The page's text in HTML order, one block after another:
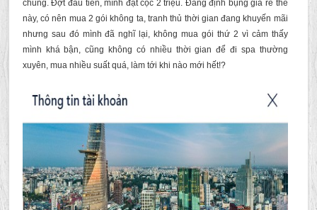
chung. Đợt đầu tiên, mình đặt cọc 2 triệu. Đang định bụng giá rẻ thế
này, có nên mua 2 gói không ta, tranh thủ thời gian đang khuyến mãi
nhưng sau đó mình đã nghĩ lại, không mua gói thứ 2 vì cảm thấy
mình khá bận, cũng không có nhiều thời gian để đi spa thường
xuyên, mua nhiều suất quá, làm tới khi nào mới hết!?